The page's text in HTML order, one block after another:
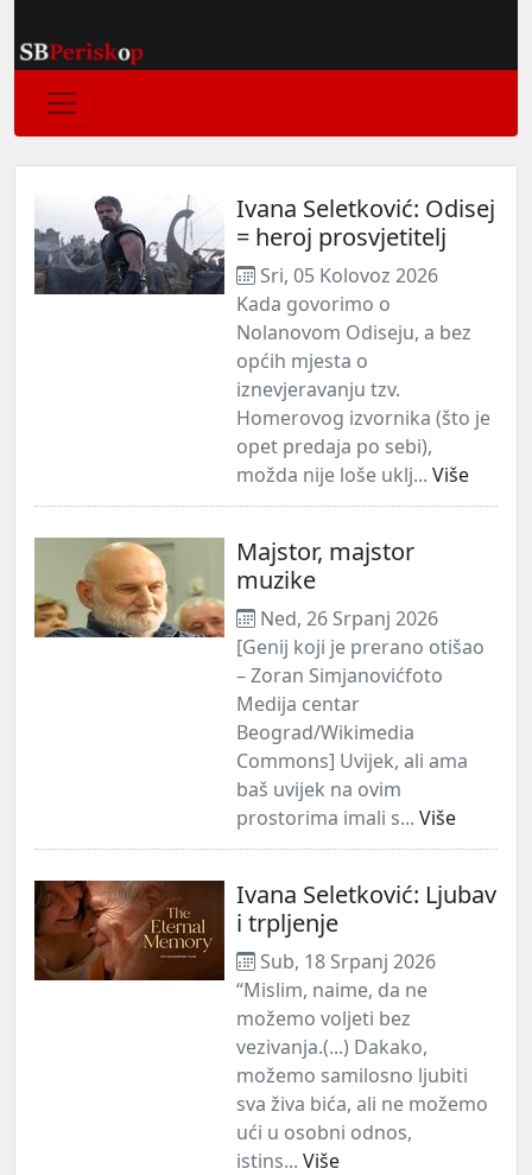
Ivana Seletković: Odisej
= heroj prosvjetitelj
Sri, 05 Kolovoz 2026
Kada govorimo o
Nolanovom Odiseju, a bez
općih mjesta o
iznevjeravanju tzv.
Homerovog izvornika (što je
opet predaja po sebi),
možda nije loše uklj... Više
Majstor, majstor
muzike
Ned, 26 Srpanj 2026
[Genij koji je prerano otišao
– Zoran Simjanovićfoto
Medija centar
Beograd/Wikimedia
Commons] Uvijek, ali ama
baš uvijek na ovim
prostorima imali s... Više
Ivana Seletković: Ljubav
i trpljenje
Sub, 18 Srpanj 2026
“Mislim, naime, da ne
možemo voljeti bez
vezivanja.(...) Dakako,
možemo samilosno ljubiti
sva živa bića, ali ne možemo
ući u osobni odnos,
istins... Više